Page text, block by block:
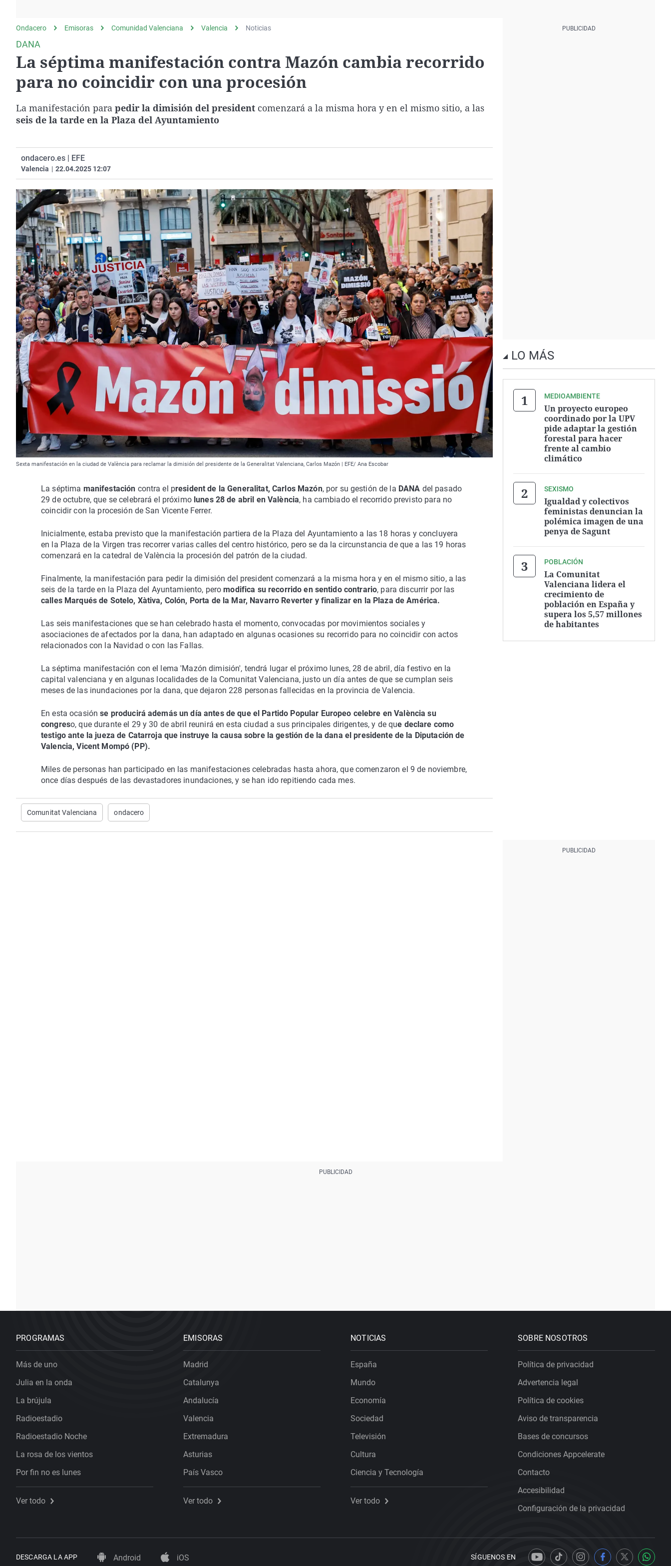
Operación Viuda
Negra
Ondacero Emisoras Comunidad Valenciana Valencia Noticias
DANA
La séptima manifestación contra Mazón cambia recorrido
para no coincidir con una procesión
La manifestación para pedir la dimisión del president comenzará a la misma hora y en el mismo sitio, a las
seis de la tarde en la Plaza del Ayuntamiento
ondacero.es | EFE
Valencia | 22.04.2025 12:07
Sexta manifestación en la ciudad de València para reclamar la dimisión del presidente de la Generalitat Valenciana, Carlos Mazón | EFE/ Ana Escobar
La séptima manifestación contra el president de la Generalitat, Carlos Mazón, por su gestión de la DANA del pasado
29 de octubre, que se celebrará el próximo lunes 28 de abril en València, ha cambiado el recorrido previsto para no
coincidir con la procesión de San Vicente Ferrer.
Inicialmente, estaba previsto que la manifestación partiera de la Plaza del Ayuntamiento a las 18 horas y concluyera
en la Plaza de la Virgen tras recorrer varias calles del centro histórico, pero se da la circunstancia de que a las 19 horas
comenzará en la catedral de València la procesión del patrón de la ciudad.
Finalmente, la manifestación para pedir la dimisión del president comenzará a la misma hora y en el mismo sitio, a las
seis de la tarde en la Plaza del Ayuntamiento, peromodifica su recorrido en sentido contrario, para discurrir por las
calles Marqués de Sotelo, Xàtiva, Colón, Porta de la Mar, Navarro Reverter y finalizar en la Plaza de América.
Las seis manifestaciones que se han celebrado hasta el momento, convocadas por movimientos sociales y
asociaciones de afectados por la dana, han adaptado en algunas ocasiones su recorrido para no coincidir con actos
relacionados con la Navidad o con las Fallas.
La séptima manifestación con el lema 'Mazón dimisión', tendrá lugar el próximo lunes, 28 de abril, día festivo en la
capital valenciana y en algunas localidades de la Comunitat Valenciana, justo un día antes de que se cumplan seis
meses de las inundaciones por la dana, que dejaron 228 personas fallecidas en la provincia de Valencia.
En esta ocasiónse producirá además un día antes de que el Partido Popular Europeo celebre en València su
congreso, que durante el 29 y 30 de abril reunirá en esta ciudad a sus principales dirigentes, y de que declare como
testigo ante la jueza de Catarroja que instruye la causa sobre la gestión de la dana el presidente de la Diputación de
Valencia, Vicent Mompó (PP).
Miles de personas han participado en las manifestaciones celebradas hasta ahora, que comenzaron el 9 de noviembre,
once días después de las devastadores inundaciones, y se han ido repitiendo cada mes.
Comunitat Valenciana ondacero
LO MÁS
MEDIOAMBIENTE
Un proyecto europeo
coordinado por la UPV
pide adaptar la gestión
forestal para hacer
frente al cambio
climático
SEXISMO
Igualdad y colectivos
feministas denuncian la
polémica imagen de una
penya de Sagunt
POBLACIÓN
La Comunitat
Valenciana lidera el
crecimiento de
población en España y
supera los 5,57 millones
de habitantes
PROGRAMAS
Más de uno
Julia en la onda
La brújula
Radioestadio
Radioestadio Noche
La rosa de los vientos
Por fin no es lunes
Ver todo
EMISORAS
Madrid
Catalunya
Andalucía
Valencia
Extremadura
Asturias
País Vasco
Ver todo
NOTICIAS
España
Mundo
Economía
Sociedad
Televisión
Cultura
Ciencia y Tecnología
Ver todo
SOBRE NOSOTROS
Política de privacidad
Advertencia legal
Política de cookies
Aviso de transparencia
Bases de concursos
Condiciones Appcelerate
Contacto
Accesibilidad
Configuración de la privacidad
DESCARGA LA APP Android iOS SÍGUENOS EN